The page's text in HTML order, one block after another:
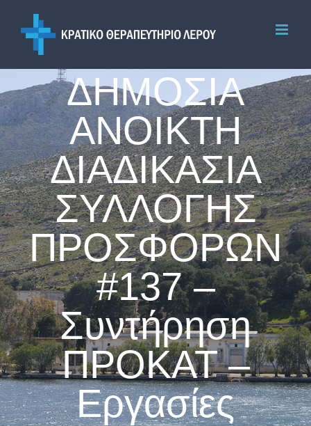
content
ΔΗΜΟΣΙΑ
ΑΝΟΙΚΤΗ
ΔΙΑΔΙΚΑΣΙΑ
ΣΥΛΛΟΓΗΣ
ΠΡΟΣΦΟΡΩΝ
#137 –
Συντήρηση
ΠΡΟΚΑΤ –
Εργασίες